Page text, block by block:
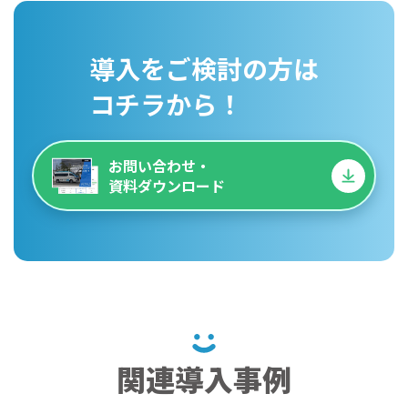
導入をご検討の方は
コチラから！
お問い合わせ・
資料ダウンロード
関連導入事例